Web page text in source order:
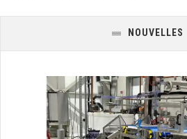
NOUVELLES